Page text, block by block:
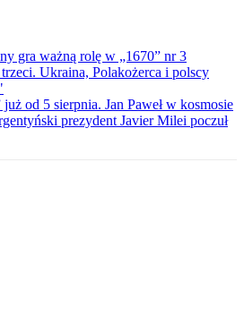
gra ważną rolę w „1670” nr 3
Ukraina, Polakożerca i polscy
od 5 sierpnia. Jan Paweł w kosmosie
prezydent Javier Milei poczuł